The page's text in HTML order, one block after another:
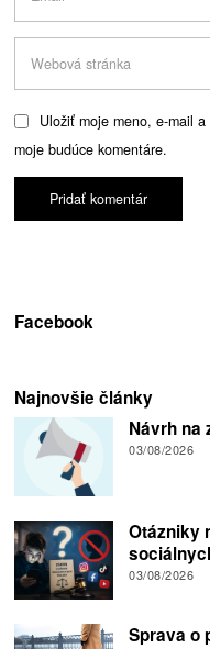
Uložiť moje meno, e-mail
moje budúce komentáre.
Facebook
Najnovšie články
Návrh na
03/08/2026
Otázniky
03/08/2026
Sprava o